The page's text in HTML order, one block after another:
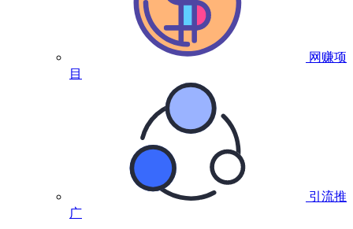
网赚项
目
引流推
广